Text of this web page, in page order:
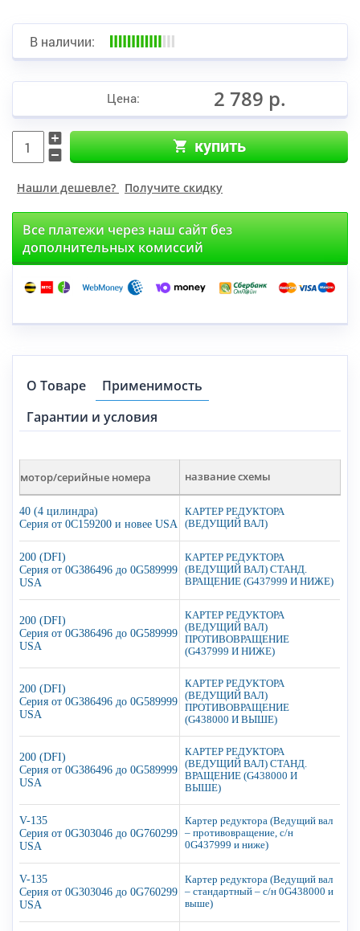
В наличии:
Цена: 2 789 р.
купить
Нашли дешевле? Получите скидку
Все платежи через наш сайт без
дополнительных комиссий
О Товаре
Применимость
Гарантии и условия
мотор/серийные номера название схемы
40 (4 цилиндра)
Серия от 0C159200 и новее USA
КАРТЕР РЕДУКТОРА
(ВЕДУЩИЙ ВАЛ)
200 (DFI)
Серия от 0G386496 до 0G589999
USA
КАРТЕР РЕДУКТОРА
(ВЕДУЩИЙ ВАЛ) СТАНД.
ВРАЩЕНИЕ (G437999 И НИЖЕ)
200 (DFI)
Серия от 0G386496 до 0G589999
USA
КАРТЕР РЕДУКТОРА
(ВЕДУЩИЙ ВАЛ)
ПРОТИВОВРАЩЕНИЕ
(G437999 И НИЖЕ)
200 (DFI)
Серия от 0G386496 до 0G589999
USA
КАРТЕР РЕДУКТОРА
(ВЕДУЩИЙ ВАЛ)
ПРОТИВОВРАЩЕНИЕ
(G438000 И ВЫШЕ)
200 (DFI)
Серия от 0G386496 до 0G589999
USA
КАРТЕР РЕДУКТОРА
(ВЕДУЩИЙ ВАЛ) СТАНД.
ВРАЩЕНИЕ (G438000 И
ВЫШЕ)
V-135
Серия от 0G303046 до 0G760299
USA
Картер редуктора (Ведущий вал
– противовращение, с/н
0G437999 и ниже)
V-135
Серия от 0G303046 до 0G760299
USA
Картер редуктора (Ведущий вал
– стандартный – с/н 0G438000 и
выше)